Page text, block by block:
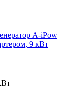
A-
9 кВт